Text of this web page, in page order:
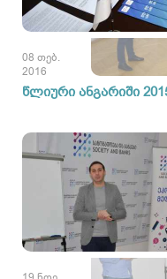
08 თებ.
2016
წლიური ანგარიში